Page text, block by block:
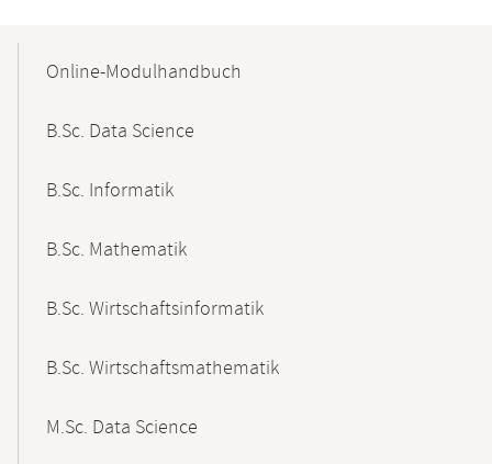
NavigationOnline-Modulhandbuch
B.Sc. Data Science
B.Sc. Informatik
B.Sc. Mathematik
B.Sc. Wirtschaftsinformatik
B.Sc. Wirtschaftsmathematik
M.Sc. Data Science